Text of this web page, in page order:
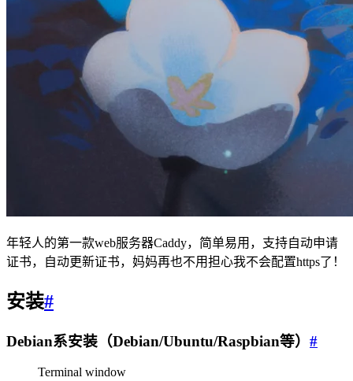
年轻人的第一款web服务器Caddy，简单易用，支持自动申请
证书，自动更新证书，妈妈再也不用担心我不会配置https了！
安装#
Debian系安装（Debian/Ubuntu/Raspbian等） #
Terminal window